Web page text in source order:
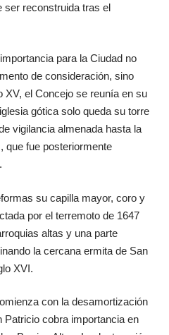
ser reconstruida tras el
para la Ciudad no
de consideración, sino
XV, el Concejo se reunía en su
gótica solo queda su torre
vigilancia almenada hasta la
que fue posteriormente
su capilla mayor, coro y
por el terremoto de 1647
altas y una parte
la cercana ermita de San
XVI.
con la desamortización
Patricio cobra importancia en